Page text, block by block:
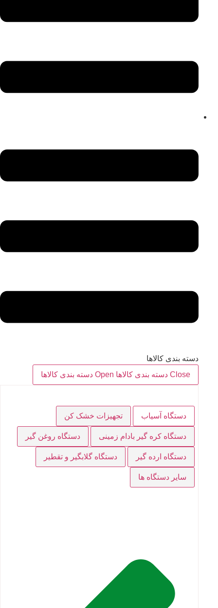
دسته بندی کالاها
Close دسته بندی کالاها
Open دسته بندی کالاها
دستگاه آسیاب تجهیزات خشک کن
دستگاه کره گیر بادام زمینی دستگاه روغن گیر
دستگاه ارده گیر دستگاه گلابگیر و تقطیر
سایر دستگاه ها